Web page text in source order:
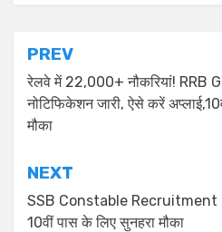
PREV
रेलवे में 22,000+ नौकरियां! RRB
नोटिफिकेशन जारी, ऐसे करें
मौका
NEXT
SSB Constable Recruitment
10वीं पास के लिए सुनहरा मौका